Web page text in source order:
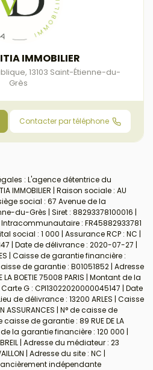
IMMOBILIER
, 13103 Saint-Étienne-du-
Grès
Contacter par téléphone
: L'agence détentrice du
IMMOBILIER | Raison sociale : AU
siège social : 67 Avenue de la
du-Grès | Siret : 88293378100016 |
: FR45882933781
social : 1 000 | Assurance RCP : NC |
| Date de délivrance : 2020-07-27 |
| Caisse de garantie financière :
de garantie : B01051852 | Adresse
BOETIE 75008 PARIS | Montant de la
G : CPI13022020000045147 | Date
de délivrance : 13200 ARLES | Caisse
| N° de caisse de
de garantie : 89 RUE DE LA
de la garantie financière : 120 000 |
| Adresse du médiateur : 23
| Adresse du site : NC |
indépendante